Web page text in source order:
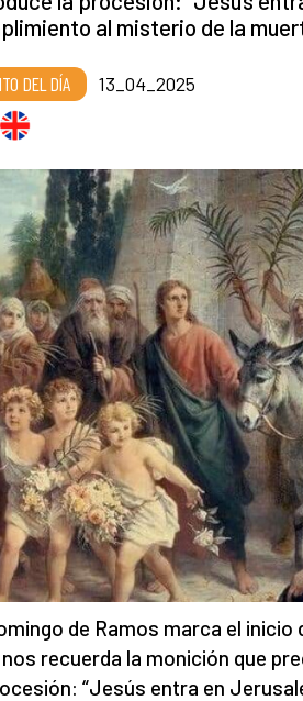
al misterio de la
DEL DÍA 13_04_2025
de Ramos marca el inicio
recuerda la monición que
“Jesús entra en